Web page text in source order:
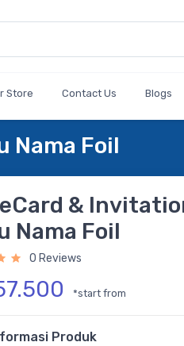
Store Contact Us Blogs
Nama Foil
&
Nama Foil
0 Reviews
*start from
Produk